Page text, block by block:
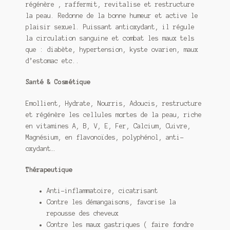
régénère , raffermit, revitalise et restructure
la peau. Redonne de la bonne humeur et active le
plaisir sexuel. Puissant antioxydant, il régule
la circulation sanguine et combat les maux tels
que : diabète, hypertension, kyste ovarien, maux
d’estomac etc..
Santé & Cosmétique
Emollient, Hydrate, Nourris, Adoucis, restructure
et régénère les cellules mortes de la peau, riche
en vitamines A, B, V, E, Fer, Calcium, Cuivre,
Magnésium, en flavonoïdes, polyphénol, anti-
oxydant…
Thérapeutique
Anti-inflammatoire, cicatrisant
Contre les démangaisons, favorise la
repousse des cheveux
Contre les maux gastriques ( faire fondre